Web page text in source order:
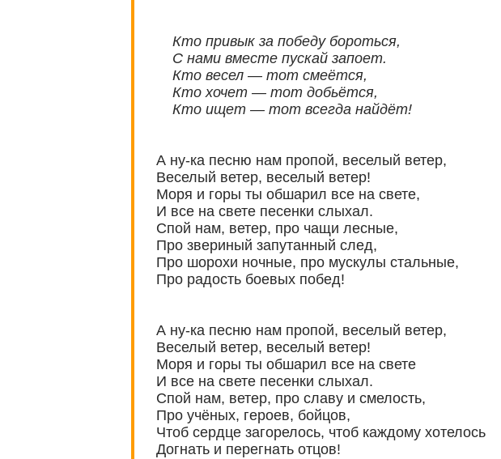
Кто привык за победу бороться,
С нами вместе пускай запоет.
Кто весел — тот смеётся,
Кто хочет — тот добьётся,
Кто ищет — тот всегда найдёт!
А ну-ка песню нам пропой, веселый ветер,
Веселый ветер, веселый ветер!
Моря и горы ты обшарил все на свете,
И все на свете песенки слыхал.
Спой нам, ветер, про чащи лесные,
Про звериный запутанный след,
Про шорохи ночные, про мускулы стальные,
Про радость боевых побед!
А ну-ка песню нам пропой, веселый ветер,
Веселый ветер, веселый ветер!
Моря и горы ты обшарил все на свете
И все на свете песенки слыхал.
Спой нам, ветер, про славу и смелость,
Про учёных, героев, бойцов,
Чтоб сердце загорелось, чтоб каждому хотелось
Догнать и перегнать отцов!